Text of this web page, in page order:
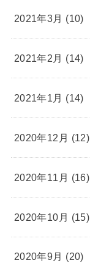
2021年3月 (10)
2021年2月 (14)
2021年1月 (14)
2020年12月 (12)
2020年11月 (16)
2020年10月 (15)
2020年9月 (20)